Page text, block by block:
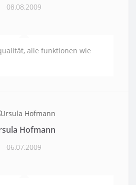
08.08.2009
alle funktionen wie
Hofmann
06.07.2009